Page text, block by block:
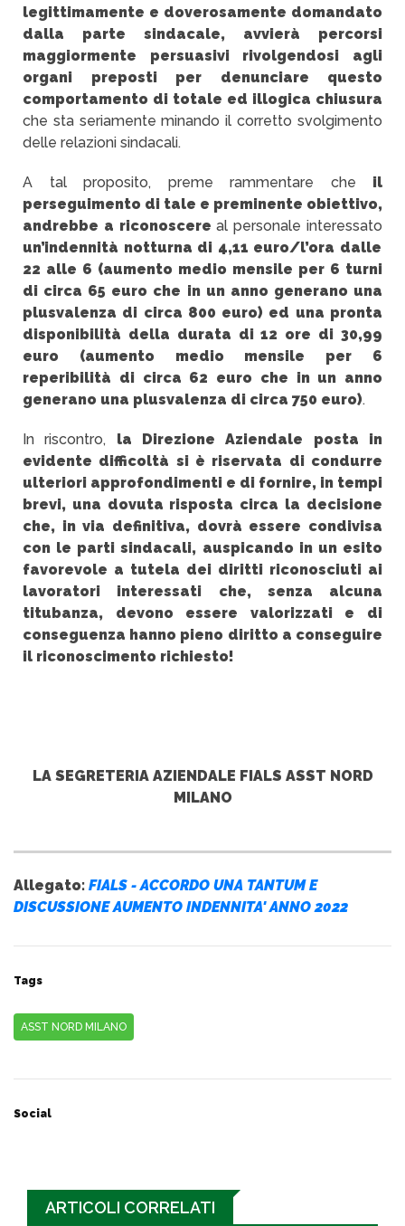
legittimamente e doverosamente domandato
dalla parte sindacale, avvierà percorsi
maggiormente persuasivi rivolgendosi agli
organi preposti per denunciare questo
comportamento di totale ed illogica chiusura
che sta seriamente minando il corretto svolgimento
delle relazioni sindacali.
A tal proposito, preme rammentare che il
perseguimento di tale e preminente obiettivo,
andrebbe a riconoscere al personale interessato
un’indennità notturna di 4,11 euro/l’ora dalle
22 alle 6 (aumento medio mensile per 6 turni
di circa 65 euro che in un anno generano una
plusvalenza di circa 800 euro) ed una pronta
disponibilità della durata di 12 ore di 30,99
euro (aumento medio mensile per 6
reperibilità di circa 62 euro che in un anno
generano una plusvalenza di circa 750 euro).
In riscontro, la Direzione Aziendale posta in
evidente difficoltà si è riservata di condurre
ulteriori approfondimenti e di fornire, in tempi
brevi, una dovuta risposta circa la decisione
che, in via definitiva, dovrà essere condivisa
con le parti sindacali, auspicando in un esito
favorevole a tutela dei diritti riconosciuti ai
lavoratori interessati che, senza alcuna
titubanza, devono essere valorizzati e di
conseguenza hanno pieno diritto a conseguire
il riconoscimento richiesto!
LA SEGRETERIA AZIENDALE FIALS ASST NORD
MILANO
Allegato: FIALS - ACCORDO UNA TANTUM E
DISCUSSIONE AUMENTO INDENNITA' ANNO 2022
Tags
ASST NORD MILANO
Social
ARTICOLI CORRELATI